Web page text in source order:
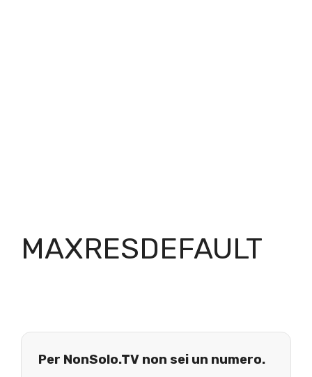
MAXRESDEFAULT
Per NonSolo.TV non sei un numero.